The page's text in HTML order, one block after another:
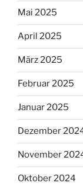
Mai 2025
April 2025
März 2025
Februar 2025
Januar 2025
Dezember
November
Oktober 2024